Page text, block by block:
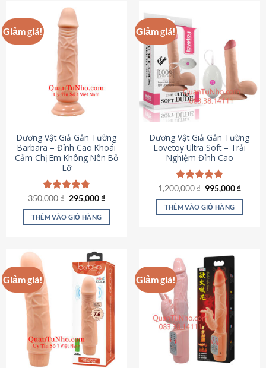
Giảm giá!
Dương Vật Giả Gắn Tường
Barbara – Đỉnh Cao Khoái
Cảm Chị Em Không Nên Bỏ
Lỡ
Được xếp
hạng4.79
5 sao
350,000₫ Giá
là:
350,000 ₫.
295,000₫Giá
tại
THÊM VÀO GIỎ HÀNG
Giảm giá!
Dương Vật Giả Gắn Tường
Lovetoy Ultra Soft – Trải
Nghiệm Đỉnh Cao
Được xếp
hạng4.82
5 sao
1,200,000₫ Giá
là:
1,200,000 ₫.
995,000₫Giá
tại
THÊM VÀO GIỎ HÀNG
Giảm giá! Giảm giá!